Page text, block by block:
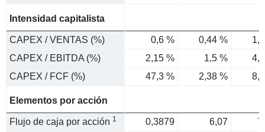
Intensidad capitalista
CAPEX / VENTAS (%) 0,6 % 0,44 %
CAPEX / EBITDA (%)
2,15 % 1,5 %
CAPEX / FCF (%)
47,3 % 2,38 %
Elementos por acción
Flujo de caja por acción 1 0,3879 6,07